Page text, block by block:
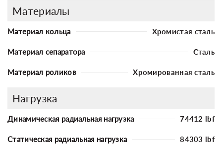
Материалы
Материал кольца Хромистая сталь
Материал сепаратора Сталь
Материал роликов Хромированная сталь
Нагрузка
Динамическая радиальная нагрузка 74412 lbf
Статическая радиальная нагрузка 84303 lbf